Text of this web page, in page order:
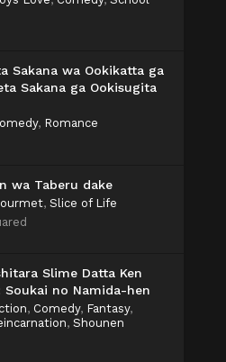
Sakana wa Ookikatta ga
Sakana ga Ookisugita
, Romance
wa Taberu dake
, Slice of Life
Slime Datta Ken
Soukai no Namida-hen
, Comedy, Fantasy,
, Shounen